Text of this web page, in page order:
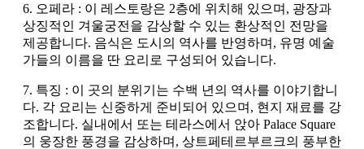
6. 오페라 : 이 레스토랑은 2층에 위치해 있으며, 광장과
상징적인 겨울궁전을 감상할 수 있는 환상적인 전망을
제공합니다. 음식은 도시의 역사를 반영하며, 유명 예술
가들의 이름을 딴 요리로 구성되어 있습니다.
7. 특징 : 이 곳의 분위기는 수백 년의 역사를 이야기합니
다. 각 요리는 신중하게 준비되어 있으며, 현지 재료를 강
조합니다. 실내에서 또는 테라스에서 앉아 Palace Square
의 웅장한 풍경을 감상하며, 상트페테르부르크의 풍부한